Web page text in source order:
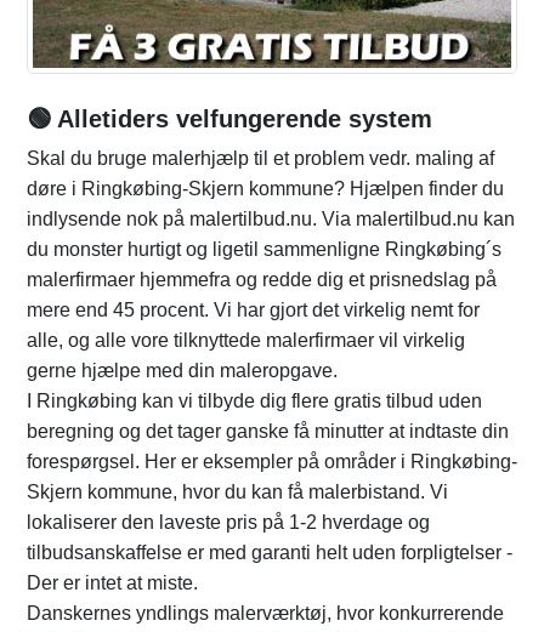
🟢 Alletiders velfungerende system
Skal du bruge malerhjælp til et problem vedr. maling af
døre i Ringkøbing-Skjern kommune? Hjælpen finder du
indlysende nok på malertilbud.nu. Via malertilbud.nu kan
du monster hurtigt og ligetil sammenligne Ringkøbing´s
malerfirmaer hjemmefra og redde dig et prisnedslag på
mere end 45 procent. Vi har gjort det virkelig nemt for
alle, og alle vore tilknyttede malerfirmaer vil virkelig
gerne hjælpe med din maleropgave.
I Ringkøbing kan vi tilbyde dig flere gratis tilbud uden
beregning og det tager ganske få minutter at indtaste din
forespørgsel. Her er eksempler på områder i Ringkøbing-
Skjern kommune, hvor du kan få malerbistand. Vi
lokaliserer den laveste pris på 1-2 hverdage og
tilbudsanskaffelse er med garanti helt uden forpligtelser -
Der er intet at miste.
Danskernes yndlings malerværktøj, hvor konkurrerende